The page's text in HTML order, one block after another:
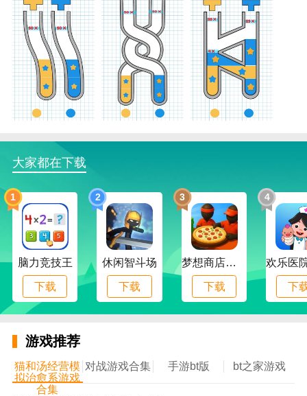
随时随地玩！
当我第一次看到这个的时候，我以为我玩得很开心，没
想到里面的英语很简单，完全没有难度。
游戏中有魔法，可以帮助玩家控制情绪，至少我是这么
决定的，如果我能多玩点游戏就更好了。
水桩游戏优点
- 点击并按住以控制水量
- 松开手指以填充形状。小心不要让水溢出。
-免费游戏，随时随地畅玩
- 各种级别的难度供您选择
- 有趣和具有挑战性的游戏
水桩游戏小编点评
适合各种人群，即使是孩子也能玩好，困难的关卡需要
自信。
大家都在下载
1
脑力竞技王
下载
2
休闲智斗场
下载
3
梦想商店物语
下载
4
下
游戏推荐
猫和汤经营模
拟治愈系游戏
合集
对战游戏合集 手游bt版 bt之家游戏